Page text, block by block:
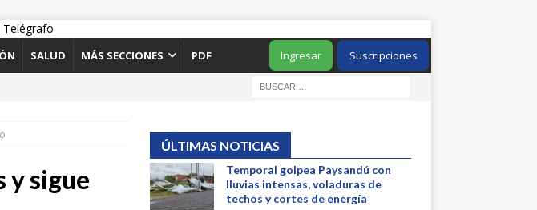
SALUD MÁS SECCIONES PDF Suscripciones
Ingresar
y sigue
ÚLTIMAS NOTICIAS
Temporal golpea Paysandú con
lluvias intensas, voladuras de
techos y cortes de energía